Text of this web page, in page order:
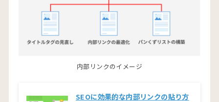
内部リンクのイメージ
SEOに効果的な内部リンクの貼り方